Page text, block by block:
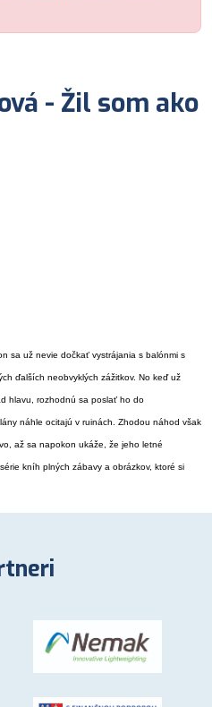
- Žil som ako
sa už nevie dočkať vystrájania s balónmi s
ďalších neobvyklých zážitkov. No keď už
hlavu, rozhodnú sa poslať ho do
náhle ocitajú v ruinách. Zhodou náhod však
až sa napokon ukáže, že jeho letné
kníh plných zábavy a obrázkov, ktoré si